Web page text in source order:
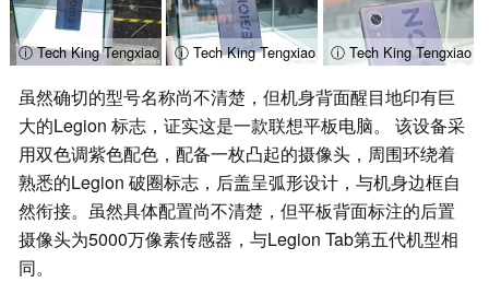
ⓘ Tech King Tengxiao ⓘ Tech King Tengxiao ⓘ Tech King Tengxiao
虽然确切的型号名称尚不清楚，但机身背面醒目地印有巨
大的Legion 标志，证实这是一款联想平板电脑。 该设备采
用双色调紫色配色，配备一枚凸起的摄像头，周围环绕着
熟悉的Legion 破圈标志，后盖呈弧形设计，与机身边框自
然衔接。虽然具体配置尚不清楚，但平板背面标注的后置
摄像头为5000万像素传感器，与Legion Tab第五代机型相
同。